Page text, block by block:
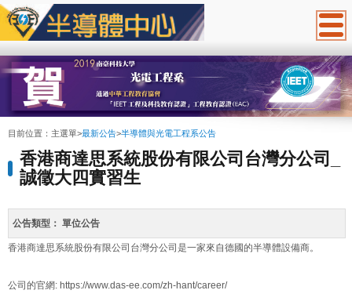
:::
目前位置： 主選單>最新公告>半導體與光電工程系公告
香港商達思系統股份有限公司台灣分公司_
誠徵大四實習生
公告類型： 單位公告
香港商達思系統股份有限公司台灣分公司是一家來自德國的半導體設備商。
公司的官網: https://www.das-ee.com/zh-hant/career/